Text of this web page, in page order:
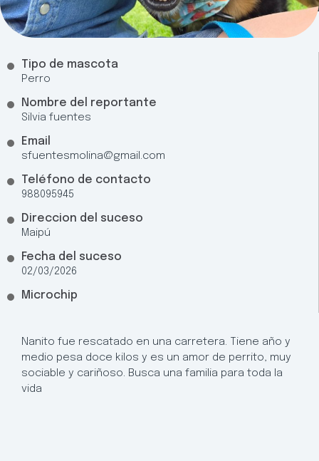
Tipo de mascota
Perro
Nombre del reportante
Silvia fuentes
Email
sfuentesmolina@gmail.com
Teléfono de contacto
988095945
Direccion del suceso
Maipú
Fecha del suceso
02/03/2026
Microchip
Nanito fue rescatado en una carretera. Tiene año y
medio pesa doce kilos y es un amor de perrito, muy
sociable y cariñoso. Busca una familia para toda la
vida